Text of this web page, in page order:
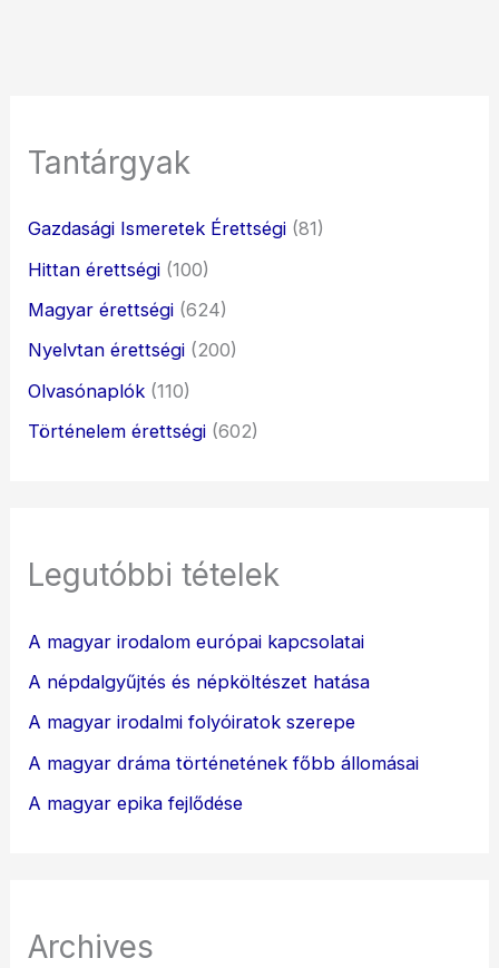
Tantárgyak
Gazdasági Ismeretek Érettségi (81)
Hittan érettségi (100)
Magyar érettségi (624)
Nyelvtan érettségi (200)
Olvasónaplók (110)
Történelem érettségi (602)
Legutóbbi tételek
A magyar irodalom európai kapcsolatai
A népdalgyűjtés és népköltészet hatása
A magyar irodalmi folyóiratok szerepe
A magyar dráma történetének főbb állomásai
A magyar epika fejlődése
Archives